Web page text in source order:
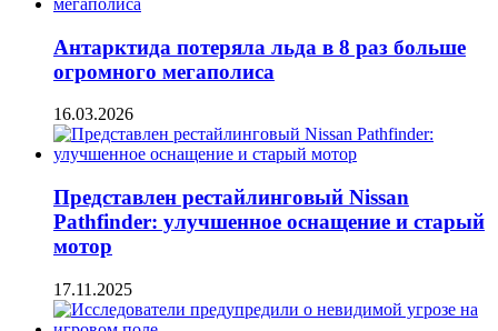
Антарктида потеряла льда в 8 раз больше
огромного мегаполиса
16.03.2026
Представлен рестайлинговый Nissan
Pathfinder: улучшенное оснащение и старый
мотор
17.11.2025